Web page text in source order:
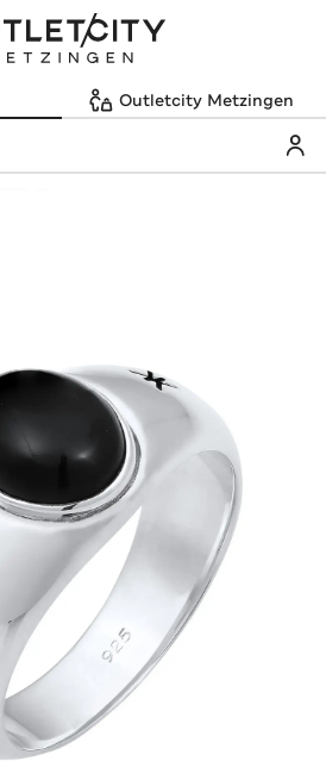
Outletcity Metzingen